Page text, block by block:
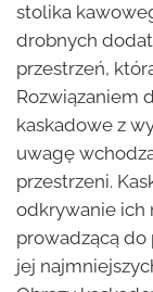
stolika
drobnych
przestrzeń,
Rozwiązaniem
kaskadowe z
uwagę
przestrzeni.
odkrywanie ich
prowadzącą do
jej